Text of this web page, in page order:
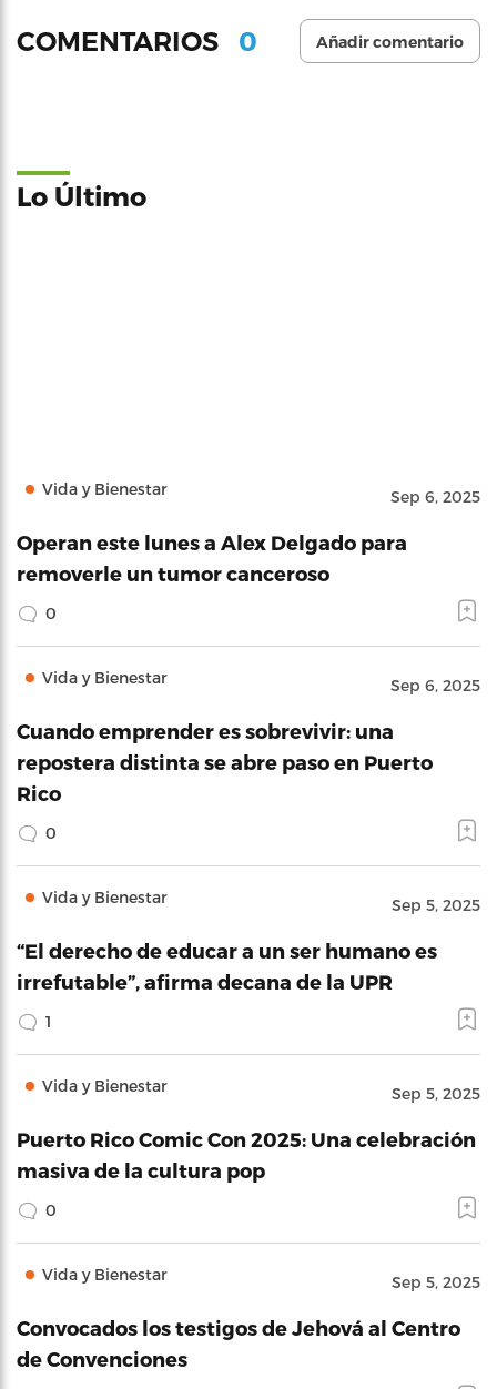
COMENTARIOS 0 Añadir comentario
Lo Último
Vida y Bienestar Sep 6, 2025
Operan este lunes a Alex Delgado para
removerle un tumor canceroso
0
Vida y Bienestar Sep 6, 2025
Cuando emprender es sobrevivir: una
repostera distinta se abre paso en Puerto
Rico
0
Vida y Bienestar Sep 5, 2025
“El derecho de educar a un ser humano es
irrefutable”, afirma decana de la UPR
1
Vida y Bienestar Sep 5, 2025
Puerto Rico Comic Con 2025: Una celebración
masiva de la cultura pop
0
Vida y Bienestar Sep 5, 2025
Convocados los testigos de Jehová al Centro
de Convenciones